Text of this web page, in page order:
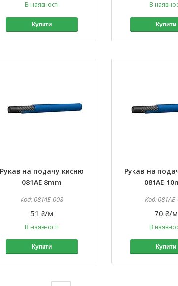
В наявності
Купити
В
Купити
Рукав на подачу кисню
081AE 8mm
081AE-008
51 ₴/м
В наявності
Купити
Рукав на
081AE
70 ₴/м
В
Купити